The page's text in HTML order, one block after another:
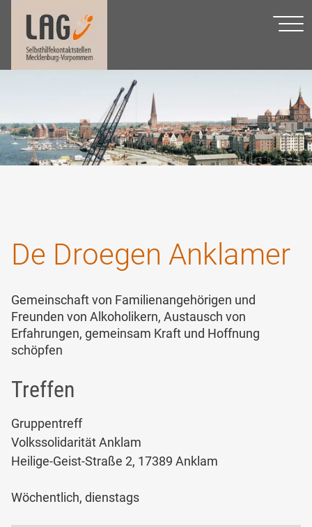
De Droegen Anklamer
Gemeinschaft von Familienangehörigen und
Freunden von Alkoholikern, Austausch von
Erfahrungen, gemeinsam Kraft und Hoffnung
schöpfen
Treffen
Gruppentreff
Volkssolidarität Anklam
Heilige-Geist-Straße 2, 17389 Anklam
Wöchentlich, dienstags